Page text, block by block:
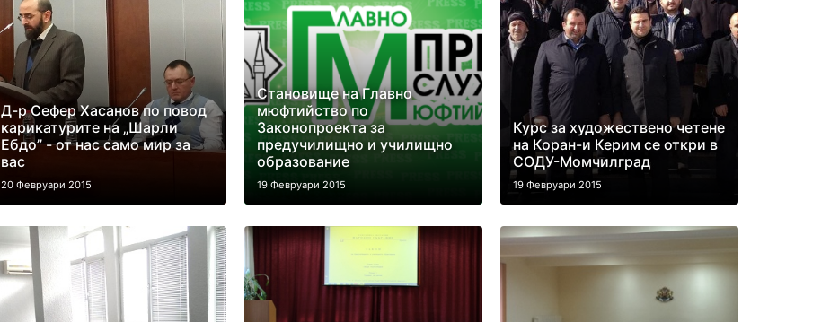
Д-р Сефер Хасанов по повод
карикатурите на „Шарли
Ебдо” - от нас само мир за
вас
20 Февруари 2015
Становище на Главно
мюфтийство по
Законопроекта за
предучилищно и училищно
образование
19 Февруари 2015
Курс за художествено четене
на Коран-и Керим се откри в
СОДУ-Момчилград
19 Февруари 2015